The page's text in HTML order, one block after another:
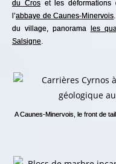
du Croset les déformations
l’abbaye de Caunes-Minervois
du village, panorama les
Salsigne
A Caunes-Minervois, le front de